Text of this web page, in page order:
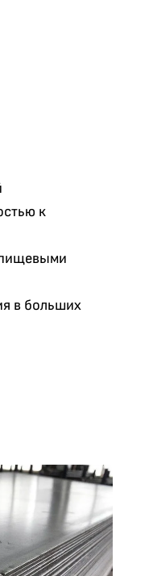
к
в больших